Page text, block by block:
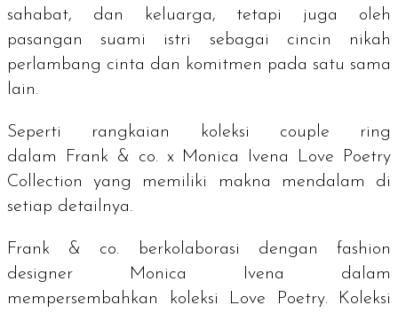
sahabat, dan keluarga, tetapi juga oleh
pasangan suami istri sebagai cincin nikah
perlambang cinta dan komitmen pada satu sama
lain.
Seperti rangkaian koleksi couple ring
dalam
Frank & co. x Monica Ivena Love Poetry
Collection yang memiliki makna mendalam di
setiap detailnya.
Frank & co. berkolaborasi dengan fashion
designer Monica Ivena dalam
mempersembahkan koleksi Love Poetry. Koleksi